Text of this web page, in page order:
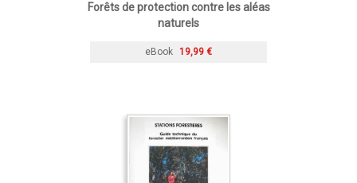
Forêts de protection contre les aléas
naturels
eBook 19,99 €